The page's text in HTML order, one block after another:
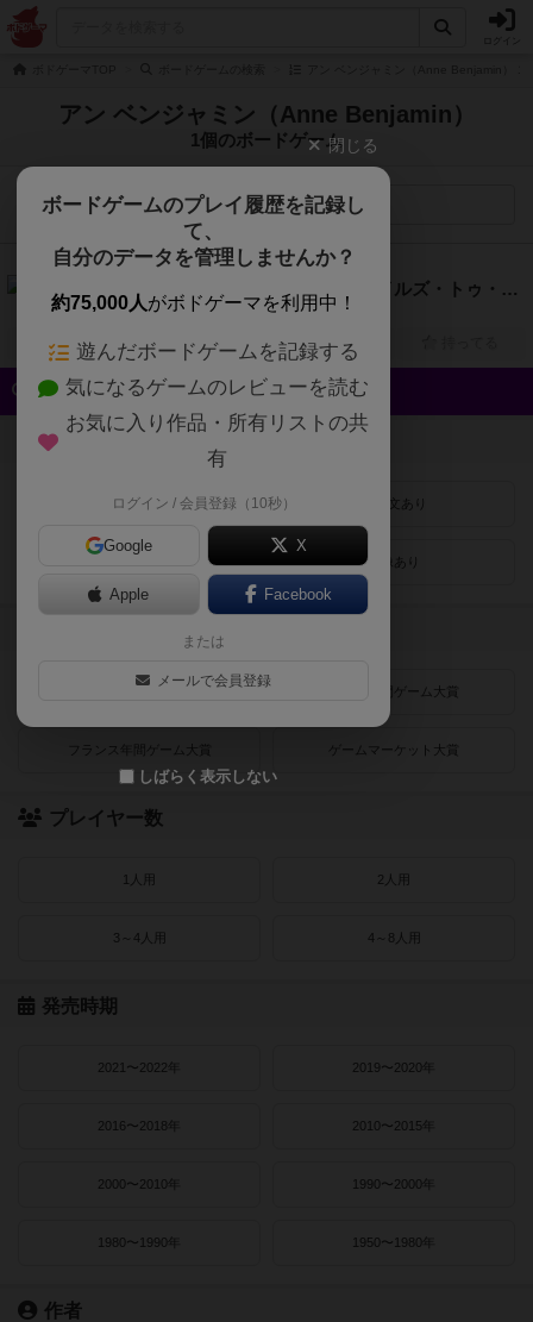
アン ベンジャミン（Anne Benjamin）
1個のボードゲーム
検索メニュー
6.1
アンマッチドアドベンチャー：テイルズ・トゥ・アメイズ（Unmatched Adventures: Tales to Amaze）
1人～4人 20分～60分 9歳～ 2023年～
興味あり 経験あり お気に入り
クイック検索
登録状況
最近登録された順 紹介文あり
画像あり
ドイツゲーム大賞 ドイツ年間ゲーム大賞
フランス年間ゲーム大賞 ゲームマーケット大賞
プレイヤー数
1人用 2人用
3～4人用 4～8人用
発売時期
2021〜2022年 2019〜2020年
2016〜2018年 2010〜2015年
2000〜2010年 1990〜2000年
1980〜1990年 1950〜1980年
作者
閉じる
ボードゲームのプレイ履歴を記録し
て、
自分のデータを管理しませんか？
約75,000人がボドゲーマを利用中！
遊んだボードゲームを記録する
気になるゲームのレビューを読む
お気に入り作品・所有リストの共
有
ログイン / 会員登録（10秒）
Google X
Apple Facebook
または
メールで会員登録
しばらく表示しない